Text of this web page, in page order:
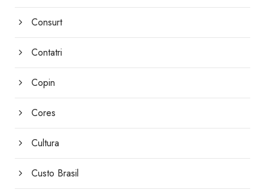
Consurt
Contatri
Copin
Cores
Cultura
Custo Brasil